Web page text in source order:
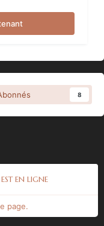
8
EN LIGNE
page.